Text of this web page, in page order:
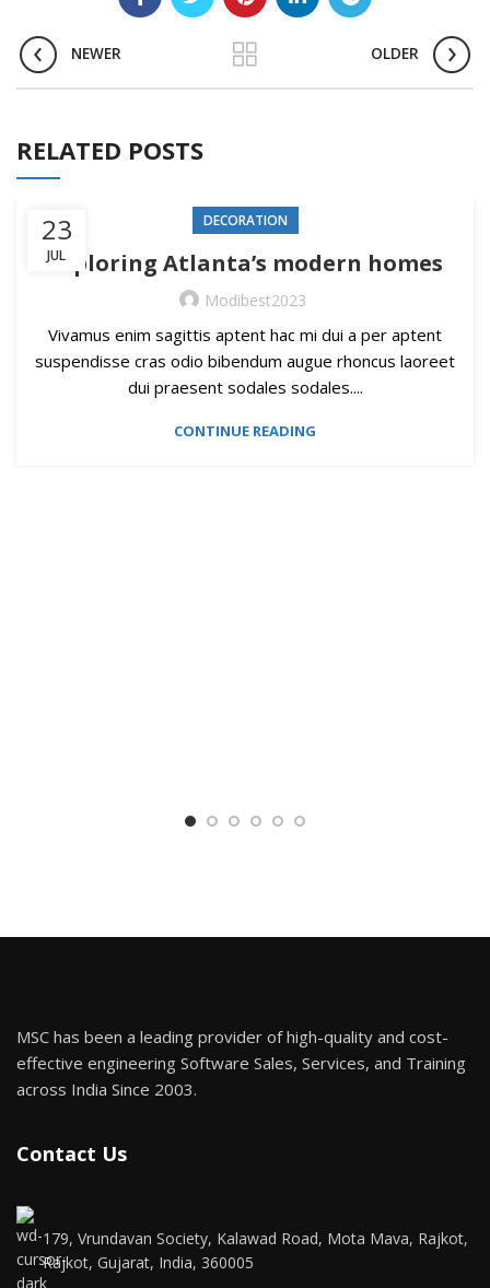
NEWER OLDER
RELATED POSTS
23
JUL
DECORATION
Exploring Atlanta’s modern homes
Modibest2023
Vivamus enim sagittis aptent hac mi dui a per aptent
suspendisse cras odio bibendum augue rhoncus laoreet
dui praesent sodales sodales....
CONTINUE READING
MSC has been a leading provider of high-quality and cost-
effective engineering Software Sales, Services, and Training
across India Since 2003.
Contact Us
179, Vrundavan Society, Kalawad Road, Mota Mava, Rajkot,
Rajkot, Gujarat, India, 360005